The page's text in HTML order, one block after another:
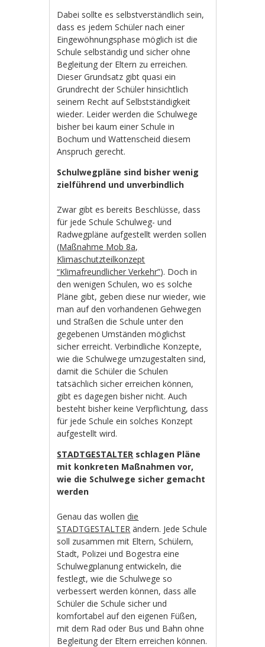
Dabei sollte es selbstverständlich sein,
dass es jedem Schüler nach einer
Eingewöhnungsphase möglich ist die
Schule selbständig und sicher ohne
Begleitung der Eltern zu erreichen.
Dieser Grundsatz gibt quasi ein
Grundrecht der Schüler hinsichtlich
seinem Recht auf Selbstständigkeit
wieder. Leider werden die Schulwege
bisher bei kaum einer Schule in
Bochum und Wattenscheid diesem
Anspruch gerecht.
Schulwegpläne sind bisher wenig
zielführend und unverbindlich
Zwar gibt es bereits Beschlüsse, dass
für jede Schule Schulweg- und
Radwegpläne aufgestellt werden sollen
(Maßnahme Mob 8a,
Klimaschutzteilkonzept
“Klimafreundlicher Verkehr”). Doch in
den wenigen Schulen, wo es solche
Pläne gibt, geben diese nur wieder, wie
man auf den vorhandenen Gehwegen
und Straßen die Schule unter den
gegebenen Umständen möglichst
sicher erreicht. Verbindliche Konzepte,
wie die Schulwege umzugestalten sind,
damit die Schüler die Schulen
tatsächlich sicher erreichen können,
gibt es dagegen bisher nicht. Auch
besteht bisher keine Verpflichtung, dass
für jede Schule ein solches Konzept
aufgestellt wird.
STADTGESTALTER schlagen Pläne
mit konkreten Maßnahmen vor,
wie die Schulwege sicher gemacht
werden
Genau das wollendie
STADTGESTALTER ändern. Jede Schule
soll zusammen mit Eltern, Schülern,
Stadt, Polizei und Bogestra eine
Schulwegplanung entwickeln, die
festlegt, wie die Schulwege so
verbessert werden können, dass alle
Schüler die Schule sicher und
komfortabel auf den eigenen Füßen,
mit dem Rad oder Bus und Bahn ohne
Begleitung der Eltern erreichen können.